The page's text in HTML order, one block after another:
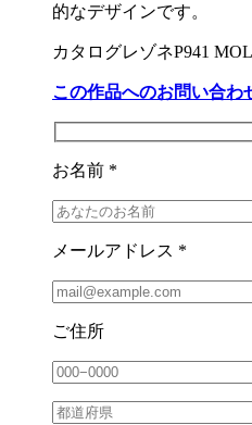
的なデザインです。
カタログレゾネP941
この作品へのお問い合わ
お名前 *
メールアドレス *
ご住所